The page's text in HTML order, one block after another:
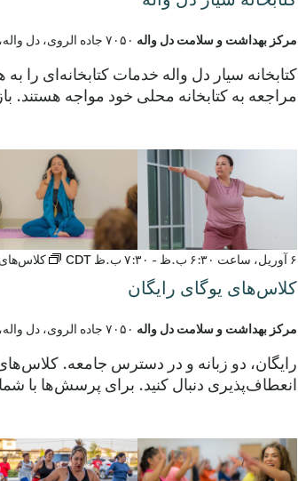
مرکز بهداشت و سلامت دل واله ۷۰۵۰ جاده الروی، دل واله، تگزاس، ایالات متحده
کتابخانه سیار دل واله خدمات کتابخانه‌ای
مراجعه به کتابخانه محلی خود مواجه هستند.
کلاس‌های یوگای رایگان
۶ آوریل، ساعت ۶:۳۰ ب.ظ - ۷:۳۰ ب.ظ CDT کلاس‌های
مرکز بهداشت و سلامت دل واله ۷۰۵۰ جاده الروی، دل واله، تگزاس، ایالات متحده
رایگان، دو زبانه و در دسترس جامعه.
انعطاف‌پذیری دنبال کنید. برای پرسش‌ها با شماره ۵۱۲.۷۱۶.۷۲۱۰ تماس بگیرید.